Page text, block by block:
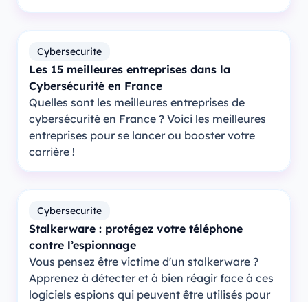
Cybersecurite
Les 15 meilleures entreprises dans la
Cybersécurité en France
Quelles sont les meilleures entreprises de
cybersécurité en France ? Voici les meilleures
entreprises pour se lancer ou booster votre
carrière !
Cybersecurite
Stalkerware : protégez votre téléphone
contre l’espionnage
Vous pensez être victime d'un stalkerware ?
Apprenez à détecter et à bien réagir face à ces
logiciels espions qui peuvent être utilisés pour